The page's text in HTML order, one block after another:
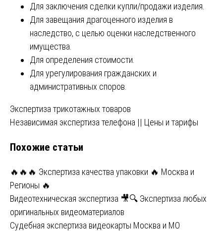
Для заключения сделки купли/продажи изделия.
Для завещания драгоценного изделия в
наследство, с целью оценки наследственного
имущества.
Для определения стоимости.
Для урегулирования гражданских и
административных споров.
Навигация
записям
Экспертиза трикотажных товаров
Независимая экспертиза телефона || Цены и тарифы
Похожие статьи
🔥🔥🔥 Экспертиза качества упаковки 🔥 Москва и
Регионы 🔥
Видеотехническая экспертиза 🎥🔍 Экспертиза любых
оригинальных видеоматериалов
Судебная экспертиза видеокарты Москва и МО